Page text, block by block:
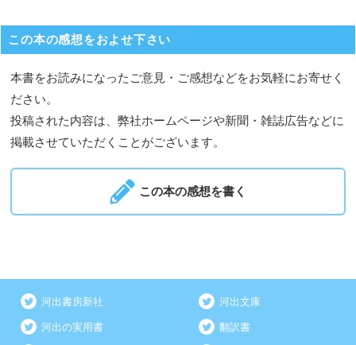
この本の感想をおよせ下さい
本書をお読みになったご意見・ご感想などをお気軽にお寄せく
ださい。
投稿された内容は、弊社ホームページや新聞・雑誌広告などに
掲載させていただくことがございます。
この本の感想を書く
河出書房新社 河出文庫
河出の実用書 翻訳書